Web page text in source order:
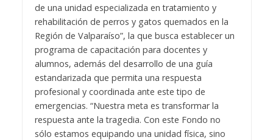
de una unidad especializada en tratamiento y
rehabilitación de perros y gatos quemados en la
Región de Valparaíso”, la que busca establecer un
programa de capacitación para docentes y
alumnos, además del desarrollo de una guía
estandarizada que permita una respuesta
profesional y coordinada ante este tipo de
emergencias. “Nuestra meta es transformar la
respuesta ante la tragedia. Con este Fondo no
sólo estamos equipando una unidad física, sino